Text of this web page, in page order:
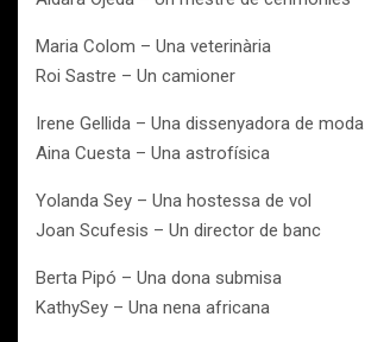
Maria Colom – Una veterinària
Roi Sastre – Un camioner
Irene Gellida – Una dissenyadora de moda­
Aina Cuesta – Una astrofísica
Yolanda Sey – Una hostessa de vol
Joan Scufesis – Un director de banc
Berta Pipó – Una dona submisa
KathySey – Una nena africana